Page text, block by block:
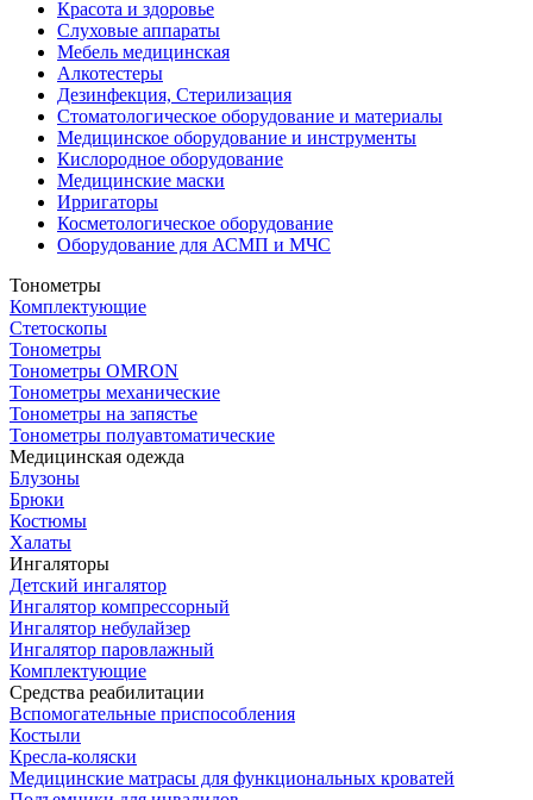
Красота и здоровье
Слуховые аппараты
Мебель медицинская
Алкотестеры
Дезинфекция, Стерилизация
Стоматологическое оборудование и материалы
Медицинское оборудование и инструменты
Кислородное оборудование
Медицинские маски
Ирригаторы
Косметологическое оборудование
Оборудование для АСМП и МЧС
Тонометры
Комплектующие
Стетоскопы
Тонометры
Тонометры OMRON
Тонометры механические
Тонометры на запястье
Тонометры полуавтоматические
Медицинская одежда
Блузоны
Брюки
Костюмы
Халаты
Ингаляторы
Детский ингалятор
Ингалятор компрессорный
Ингалятор небулайзер
Ингалятор паровлажный
Комплектующие
Средства реабилитации
Вспомогательные приспособления
Костыли
Кресла-коляски
Медицинские матрасы для функциональных кроватей